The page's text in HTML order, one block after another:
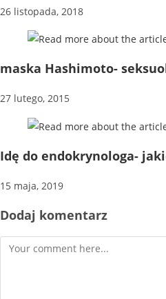
26 listopada, 2018
maska Hashimoto-
27 lutego, 2015
Idę do endokrynologa-
15 maja, 2019
Dodaj komentarz